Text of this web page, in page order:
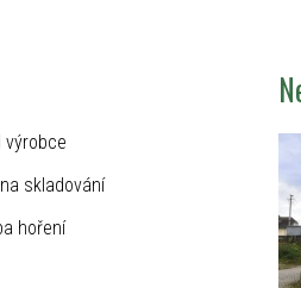
výrobce
skladování
hoření